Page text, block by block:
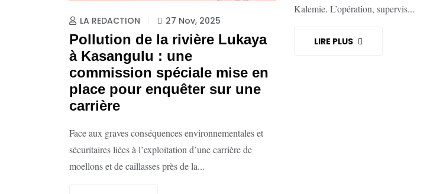
LA REDACTION 27 Nov, 2025
Pollution de la rivière Lukaya
à Kasangulu : une
commission spéciale mise en
place pour enquêter sur une
carrière
Face aux graves conséquences environnementales et
sécuritaires liées à l’exploitation d’une carrière de
moellons et de caillasses près de la...
Kalemie. L’opération, supervis...
LIRE PLUS